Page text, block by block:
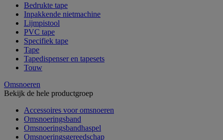
Bedrukte tape
Inpakkende nietmachine
Lijmpistool
PVC tape
Specifiek tape
Tape
Tapedispenser en tapesets
Touw
Omsnoeren
Bekijk de hele productgroep
Accessoires voor omsnoeren
Omsnoeringsband
Omsnoeringsbandhaspel
Omsnoeringsgereedschap